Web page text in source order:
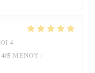
4
4/5 ΜΕΝΟΎ :